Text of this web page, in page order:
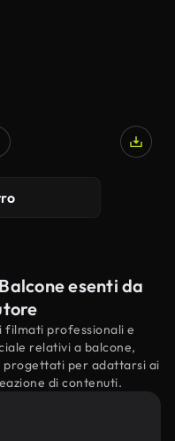
esenti da
filmati professionali e
relativi a balcone,
progettati per adattarsi ai
di contenuti.